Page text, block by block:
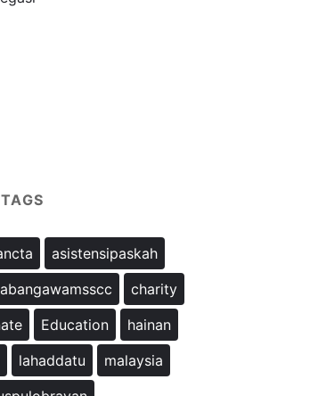
asistensipaskah
charity
Education
hainan
lahaddatu
malaysia